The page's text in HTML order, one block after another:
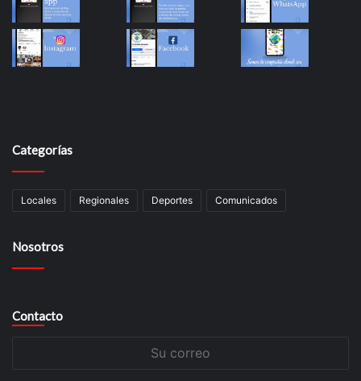
Categorías
Locales Regionales Deportes Comunicados
Nosotros
Contacto